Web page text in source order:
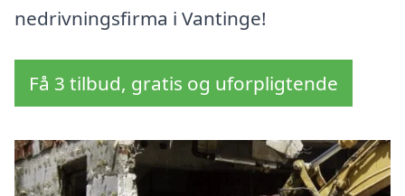
nedrivningsfirma i Vantinge!
Få 3 tilbud, gratis og uforpligtende